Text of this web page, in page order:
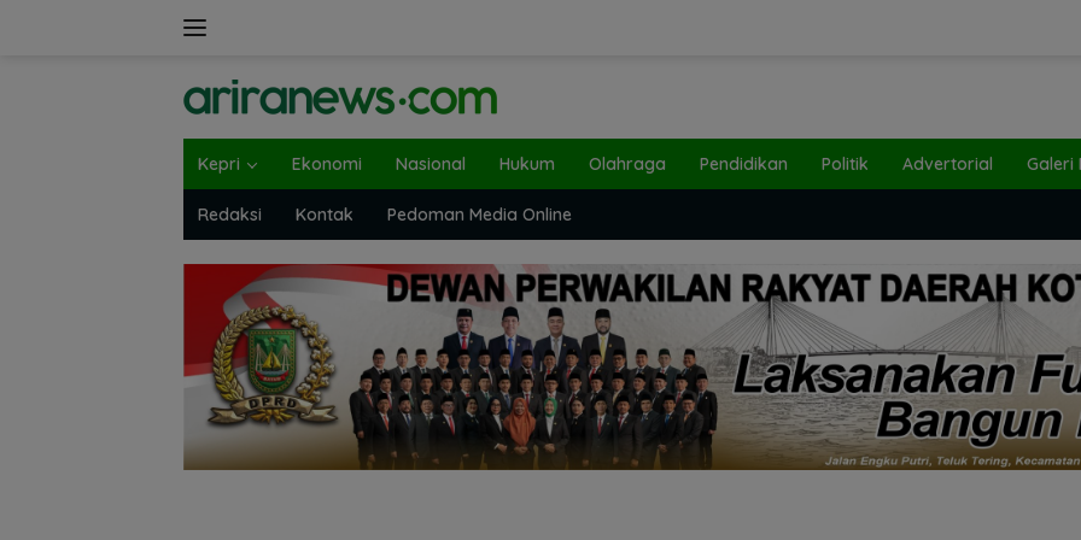
Kepri Ekonomi Nasional Hukum Olahraga Pendidikan Politik Advertorial Galeri
Redaksi Kontak Pedoman Media Online